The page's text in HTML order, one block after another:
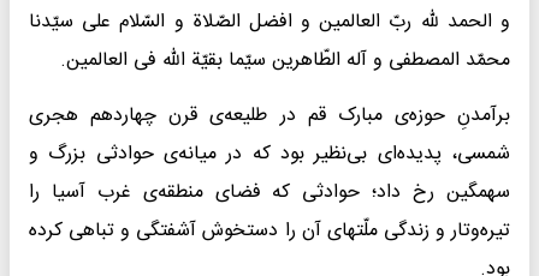
و الحمد لله ربّ العالمین و افضل الصّلاة و السّلام علی سیّدنا
محمّد المصطفی و آله الطّاهرین سیّما بقیّة الله فی العالمین.
برآمدنِ حوزه‌ی مبارک قم در طلیعه‌ی قرن چهاردهم هجری
شمسی، پدیده‌ای بی‌نظیر بود که در میانه‌ی حوادثی بزرگ و
سهمگین رخ داد؛ حوادثی که فضای منطقه‌ی غرب آسیا را
تیره‌وتار و زندگی ملّتهای آن را دستخوش آشفتگی و تباهی کرده
بود.